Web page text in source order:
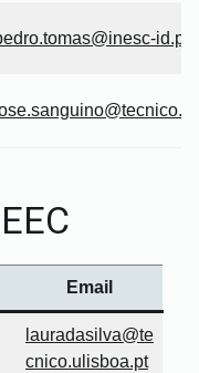
id.pt
Email
lauradasilva@te
cnico.ulisboa.pt